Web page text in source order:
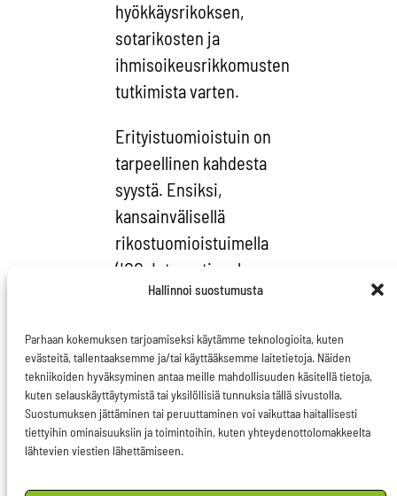
Hallinnoi suostumusta
Parhaan kokemuksen tarjoamiseksi käytämme teknologioita, kuten
evästeitä, tallentaaksemme ja/tai käyttääksemme laitetietoja. Näiden
tekniikoiden hyväksyminen antaa meille mahdollisuuden käsitellä tietoja,
kuten selauskäyttäytymistä tai yksilöllisiä tunnuksia tällä sivustolla.
Suostumuksen jättäminen tai peruuttaminen voi vaikuttaa haitallisesti
tiettyihin ominaisuuksiin ja toimintoihin, kuten yhteydenottolomakkeelta
lähtevien viestien lähettämiseen.
hyökkäysrikoksen,
sotarikosten ja
ihmisoikeusrikkomusten
tutkimista varten.
Erityistuomioistuin on
tarpeellinen kahdesta
syystä. Ensiksi,
kansainvälisellä
rikostuomioistuimella
(ICC, International
Criminal Court) ei ole
Venäjän tekemiä
rikoksia, sillä Venäjä ei
ole tuomioistuimen
sopimusvaltio. Toisena
vaihtoehtona olisi YK:n